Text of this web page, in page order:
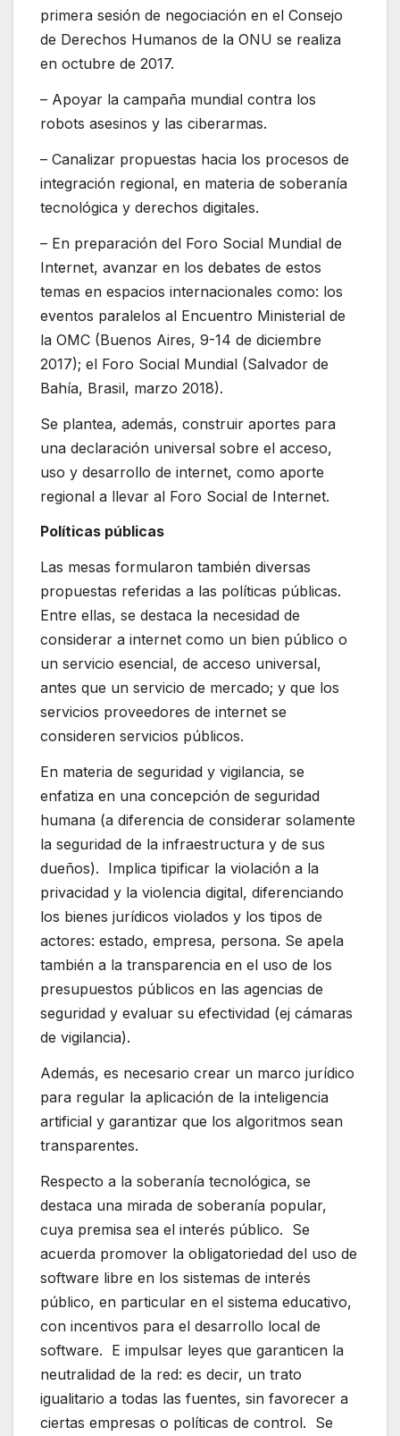
primera sesión de negociación en el Consejo
de Derechos Humanos de la ONU se realiza
en octubre de 2017.
– Apoyar la campaña mundial contra los
robots asesinos y las ciberarmas.
– Canalizar propuestas hacia los procesos de
integración regional, en materia de soberanía
tecnológica y derechos digitales.
– En preparación del Foro Social Mundial de
Internet, avanzar en los debates de estos
temas en espacios internacionales como: los
eventos paralelos al Encuentro Ministerial de
la OMC (Buenos Aires, 9-14 de diciembre
2017); el Foro Social Mundial (Salvador de
Bahía, Brasil, marzo 2018).
Se plantea, además, construir aportes para
una declaración universal sobre el acceso,
uso y desarrollo de internet, como aporte
regional a llevar al Foro Social de Internet.
Políticas públicas
Las mesas formularon también diversas
propuestas referidas a las políticas públicas.
Entre ellas, se destaca la necesidad de
considerar a internet como un bien público o
un servicio esencial, de acceso universal,
antes que un servicio de mercado; y que los
servicios proveedores de internet se
consideren servicios públicos.
En materia de seguridad y vigilancia, se
enfatiza en una concepción de seguridad
humana (a diferencia de considerar solamente
la seguridad de la infraestructura y de sus
dueños). Implica tipificar la violación a la
privacidad y la violencia digital, diferenciando
los bienes jurídicos violados y los tipos de
actores: estado, empresa, persona. Se apela
también a la transparencia en el uso de los
presupuestos públicos en las agencias de
seguridad y evaluar su efectividad (ej cámaras
de vigilancia).
Además, es necesario crear un marco jurídico
para regular la aplicación de la inteligencia
artificial y garantizar que los algoritmos sean
transparentes.
Respecto a la soberanía tecnológica, se
destaca una mirada de soberanía popular,
cuya premisa sea el interés público. Se
acuerda promover la obligatoriedad del uso de
software libre en los sistemas de interés
público, en particular en el sistema educativo,
con incentivos para el desarrollo local de
software. E impulsar leyes que garanticen la
neutralidad de la red: es decir, un trato
igualitario a todas las fuentes, sin favorecer a
ciertas empresas o políticas de control. Se